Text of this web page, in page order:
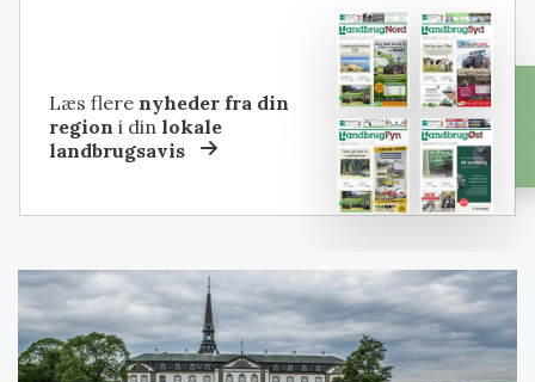
Læs flere nyheder fra din
region i dinlokale
landbrugsavis